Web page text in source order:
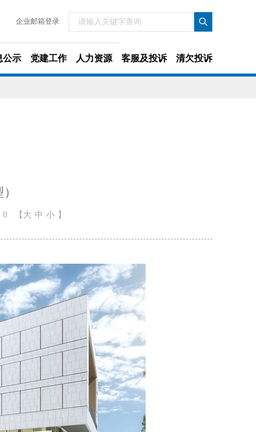
企业邮箱登录
公示 党建工作 人力资源 客服及投诉 清欠投诉
0 【 大 中 小 】